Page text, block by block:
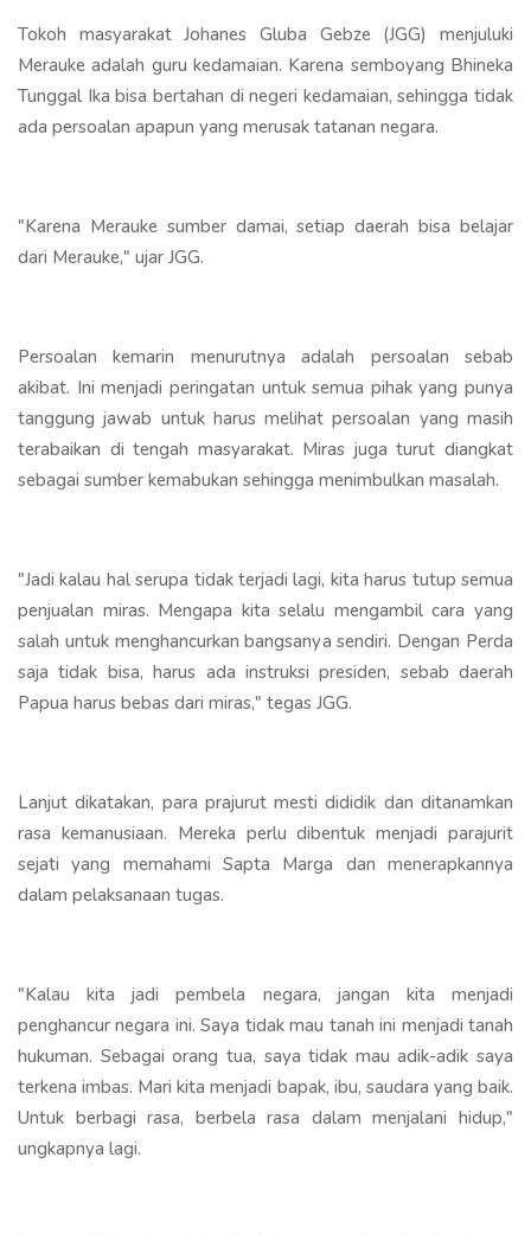
Tokoh masyarakat Johanes Gluba Gebze (JGG) menjuluki
Merauke adalah guru kedamaian. Karena semboyang Bhineka
Tunggal Ika bisa bertahan di negeri kedamaian, sehingga tidak
ada persoalan apapun yang merusak tatanan negara.
"Karena Merauke sumber damai, setiap daerah bisa belajar
dari Merauke," ujar JGG.
Persoalan kemarin menurutnya adalah persoalan sebab
akibat. Ini menjadi peringatan untuk semua pihak yang punya
tanggung jawab untuk harus melihat persoalan yang masih
terabaikan di tengah masyarakat. Miras juga turut diangkat
sebagai sumber kemabukan sehingga menimbulkan masalah.
"Jadi kalau hal serupa tidak terjadi lagi, kita harus tutup semua
penjualan miras. Mengapa kita selalu mengambil cara yang
salah untuk menghancurkan bangsanya sendiri. Dengan Perda
saja tidak bisa, harus ada instruksi presiden, sebab daerah
Papua harus bebas dari miras," tegas JGG.
Lanjut dikatakan, para prajurut mesti dididik dan ditanamkan
rasa kemanusiaan. Mereka perlu dibentuk menjadi parajurit
sejati yang memahami Sapta Marga dan menerapkannya
dalam pelaksanaan tugas.
"Kalau kita jadi pembela negara, jangan kita menjadi
penghancur negara ini. Saya tidak mau tanah ini menjadi tanah
hukuman. Sebagai orang tua, saya tidak mau adik-adik saya
terkena imbas. Mari kita menjadi bapak, ibu, saudara yang baik.
Untuk berbagi rasa, berbela rasa dalam menjalani hidup,"
ungkapnya lagi.